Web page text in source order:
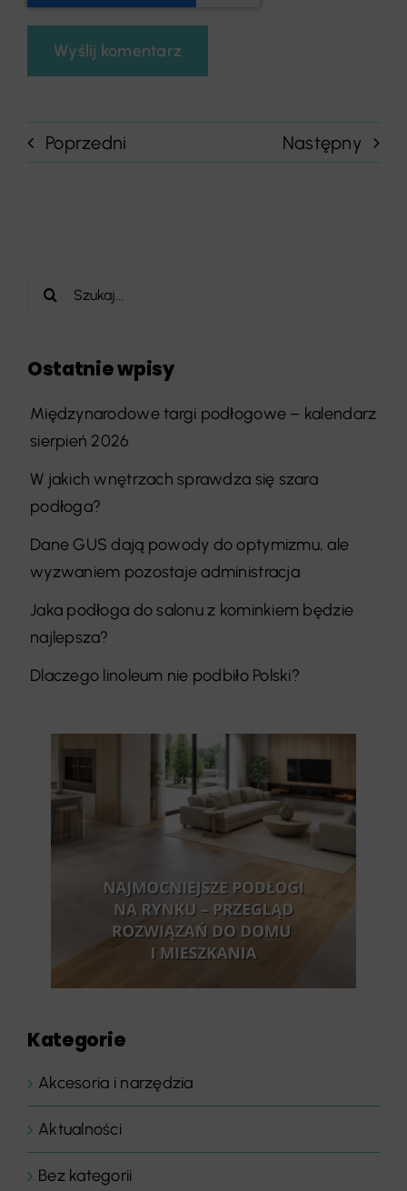
Poprzedni Następny
Szukaj
Ostatnie wpisy
Międzynarodowe targi podłogowe – kalendarz
sierpień 2026
W jakich wnętrzach sprawdza się szara
podłoga?
Dane GUS dają powody do optymizmu, ale
wyzwaniem pozostaje administracja
Jaka podłoga do salonu z kominkiem będzie
najlepsza?
Dlaczego linoleum nie podbiło Polski?
Kategorie
Akcesoria i narzędzia
Aktualności
Bez kategorii